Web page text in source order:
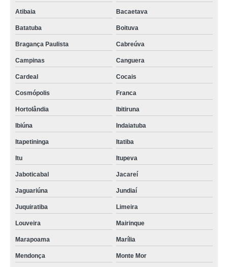
Atibaia Bacaetava
Batatuba Boituva
Bragança Paulista Cabreúva
Campinas Canguera
Cardeal Cocais
Cosmópolis Franca
Hortolândia Ibitiruna
Ibiúna Indaiatuba
Itapetininga Itatiba
Itu Itupeva
Jaboticabal Jacareí
Jaguariúna Jundiaí
Juquiratiba Limeira
Louveira Mairinque
Marapoama Marília
Mendonça Monte Mor